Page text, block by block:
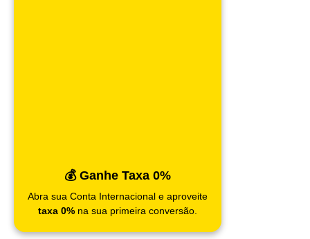
💰 Ganhe Taxa 0%
Abra sua Conta Internacional e aproveite
taxa 0% na sua primeira conversão.